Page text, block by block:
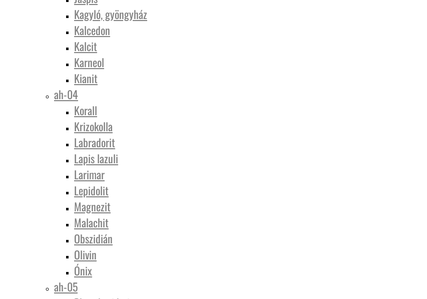
Kagyló, gyöngyház
Kalcedon
Kalcit
Karneol
Kianit
ah-04
Korall
Krizokolla
Labradorit
Lapis lazuli
Larimar
Lepidolit
Magnezit
Malachit
Obszidián
Olivin
Ónix
ah-05